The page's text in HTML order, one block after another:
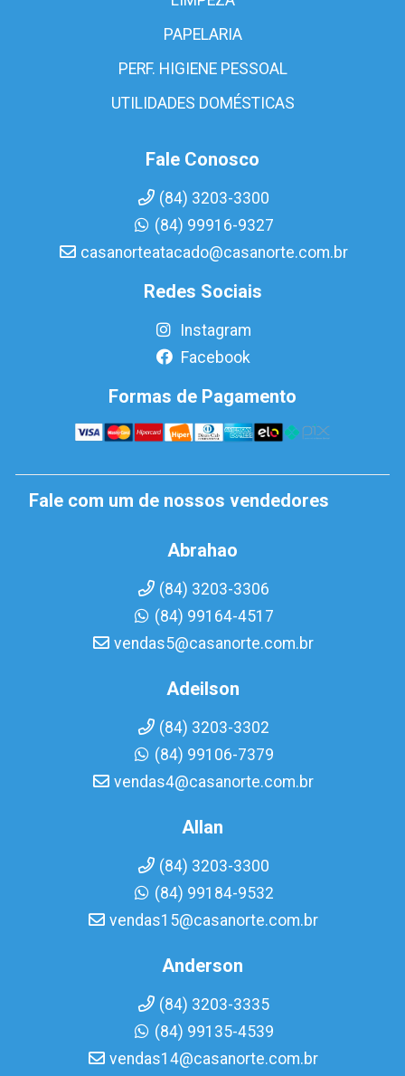
PAPELARIA
PERF. HIGIENE PESSOAL
UTILIDADES DOMÉSTICAS
Fale Conosco
(84) 3203-3300
(84) 99916-9327
casanorteatacado@casanorte.com.br
Redes Sociais
Instagram
Facebook
Formas de Pagamento
Fale com um de nossos vendedores
Abrahao
(84) 3203-3306
(84) 99164-4517
vendas5@casanorte.com.br
Adeilson
(84) 3203-3302
(84) 99106-7379
vendas4@casanorte.com.br
Allan
(84) 3203-3300
(84) 99184-9532
vendas15@casanorte.com.br
Anderson
(84) 3203-3335
(84) 99135-4539
vendas14@casanorte.com.br